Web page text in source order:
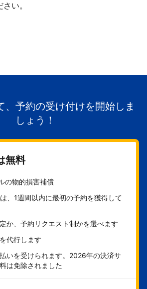
い。
、予約の受け付けを開始しま
しょう！
無料
の物的損害補償
、1週間以内に最初の予約を獲得して
か、予約リクエスト制かを選べます
代行します
いを受けられます。2026年の決済サ
は免除されました